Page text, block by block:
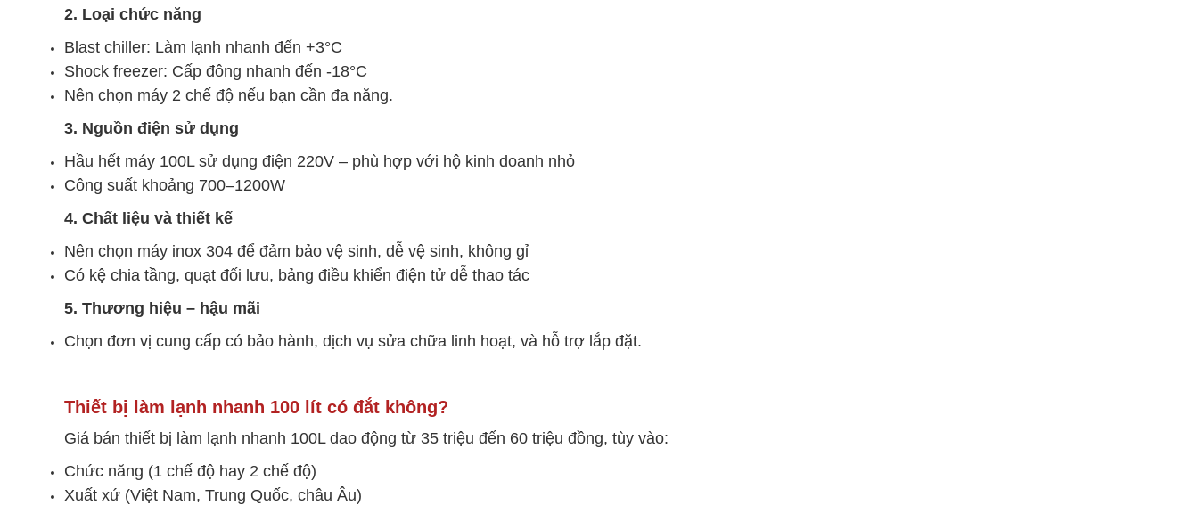
2. Loại chức năng
Blast chiller: Làm lạnh nhanh đến +3°C
Shock freezer: Cấp đông nhanh đến -18°C
Nên chọn máy 2 chế độ nếu bạn cần đa năng.
3. Nguồn điện sử dụng
Hầu hết máy 100L sử dụng điện 220V – phù hợp với hộ kinh doanh nhỏ
Công suất khoảng 700–1200W
4. Chất liệu và thiết kế
Nên chọn máy inox 304 để đảm bảo vệ sinh, dễ vệ sinh, không gỉ
Có kệ chia tầng, quạt đối lưu, bảng điều khiển điện tử dễ thao tác
5. Thương hiệu – hậu mãi
Chọn đơn vị cung cấp có bảo hành, dịch vụ sửa chữa linh hoạt, và hỗ trợ lắp đặt.
Thiết bị làm lạnh nhanh 100 lít có đắt không?
Giá bán thiết bị làm lạnh nhanh 100L dao động từ 35 triệu đến 60 triệu đồng, tùy vào:
Chức năng (1 chế độ hay 2 chế độ)
Xuất xứ (Việt Nam, Trung Quốc, châu Âu)